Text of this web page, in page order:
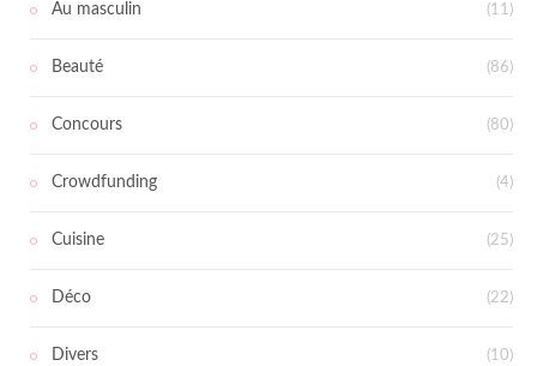
Au masculin (11)
Beauté (86)
Concours (80)
Crowdfunding (4)
Cuisine (25)
Déco (22)
Divers (10)